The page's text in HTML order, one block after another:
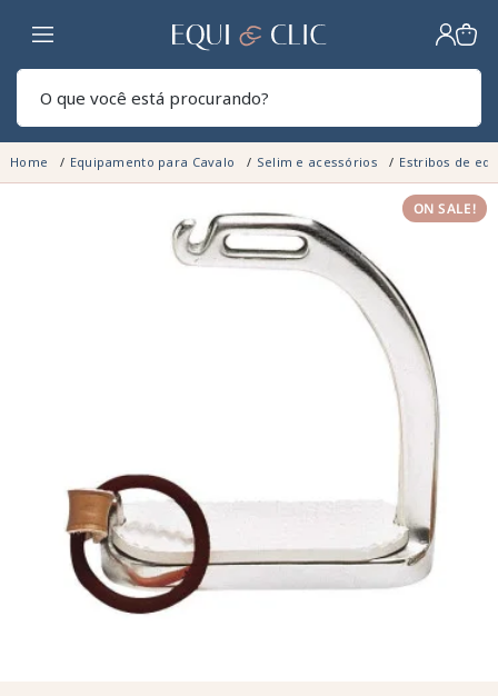
Lar
Home Equipamento para Cavalo Selim e acessórios Estribos de
ON SALE!